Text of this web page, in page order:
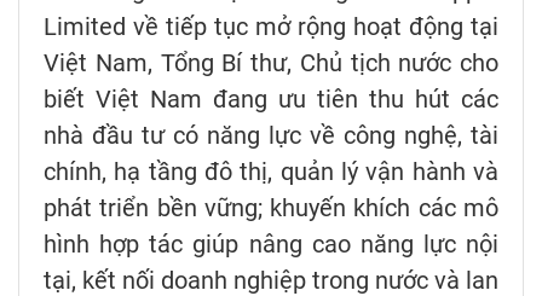
Limited về tiếp tục mở rộng hoạt động tại
Việt Nam, Tổng Bí thư, Chủ tịch nước cho
biết Việt Nam đang ưu tiên thu hút các
nhà đầu tư có năng lực về công nghệ, tài
chính, hạ tầng đô thị, quản lý vận hành và
phát triển bền vững; khuyến khích các mô
hình hợp tác giúp nâng cao năng lực nội
tại, kết nối doanh nghiệp trong nước và lan